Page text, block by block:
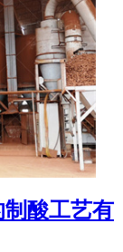
酸工艺有